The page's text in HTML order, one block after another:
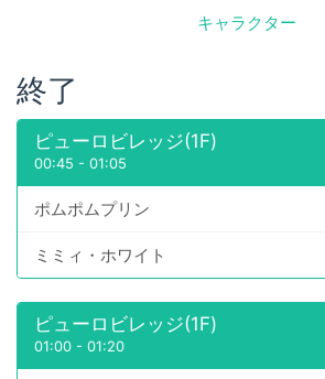
キャラクター
終了
ピューロビレッジ(1F)
00:45 - 01:05
ポムポムプリン
ミミィ・ホワイト
ピューロビレッジ(1F)
01:00 - 01:20